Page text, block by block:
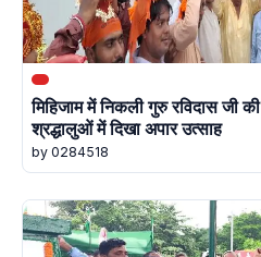
मिहिजाम में निकली गुरु रविदास जी
श्रद्धालुओं में दिखा अपार उत्साह
by 0284518